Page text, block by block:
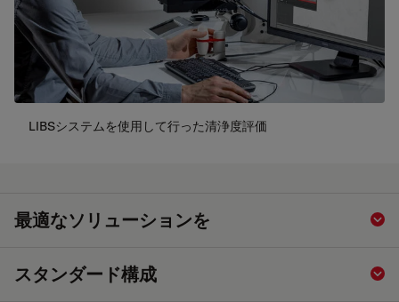
LIBSシステムを使用して行った清浄度評価
最適なソリューションを
スタンダード構成